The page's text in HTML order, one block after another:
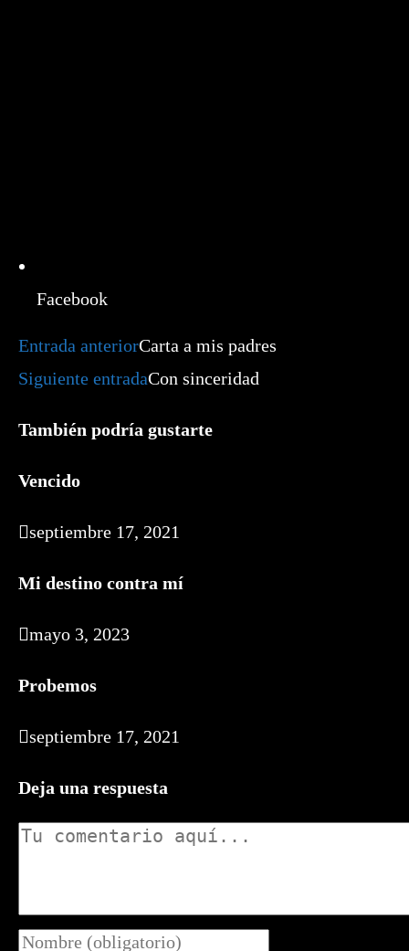
Facebook
Leer
más
artículos
Entrada anteriorCarta a mis padres
Siguiente entradaCon sinceridad
También podría gustarte
Vencido
septiembre 17, 2021
Mi destino contra mí
mayo 3, 2023
Probemos
septiembre 17, 2021
Deja una respuesta
Comentario
Introduce